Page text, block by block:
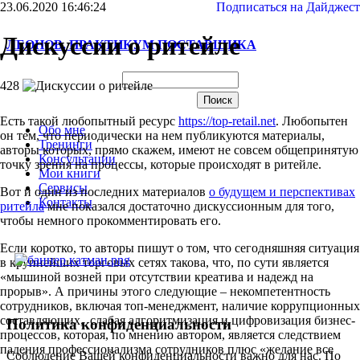
ЛЕОНОВ. ПРАКТИКУМ ПОСТАВЩИКА
Обо мне
Тренинги
Консультации
Мои книги
Сервисы
Контакты
23.06.2020 16:46:24 Подписаться на Дайджест
Дискуссии о ритейле
428
Есть такой любопытный ресурс https://top-retail.net. Любопытен
он тем, что периодически на нем публикуются материалы,
авторы которых, прямо скажем, имеют не совсем общепринятую
точку зрения на процессы, которые происходят в ритейле.
Вот и один из последних материалов о будущем и перспективах
ритейламне показался достаточно дискуссионным для того,
чтобы немного прокомментировать его.
Если коротко, то авторы пишут о том, что сегодняшняя ситуация
в крупнейших торговых сетях такова, что, по сути является
«мышиной возней при отсутствии креатива и надежд на
прорыв». А причины этого следующие – некомпетентность
сотрудников, включая топ-менеджмент, наличие коррупционных
составляющих, слабая алгоритмизация и цифровизация бизнес-
процессов, которая, по мнению автором, является следствием
падения профессионализма сотрудников плюс «желание все
Политика конфиденциальности
Соблюдение Вашей конфиденциальности важно для нас. По